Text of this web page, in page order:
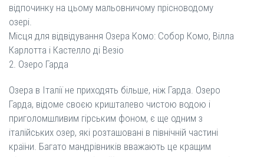
відпочинку на цьому мальовничому прісноводому
озері.
Місця для відвідування Озера Комо: Собор Комо, Вілла
Карлотта і Кастелло ді Везіо
2. Озеро Гарда
Озера в Італії не приходять більше, ніж Гарда. Озеро
Гарда, відоме своєю кришталево чистою водою і
приголомшливим гірським фоном, є ще одним з
італійських озер, які розташовані в північній частині
країни. Багато мандрівників вважають це кращим